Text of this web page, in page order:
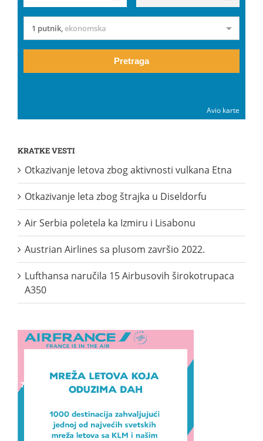
1 putnik,ekonomska
Pretraga
Avio karte
KRATKE VESTI
Otkazivanje letova zbog aktivnosti vulkana Etna
Otkazivanje leta zbog štrajka u Diseldorfu
Air Serbia poletela ka Izmiru i Lisabonu
Austrian Airlines sa plusom završio 2022.
Lufthansa naručila 15 Airbusovih širokotrupaca
A350